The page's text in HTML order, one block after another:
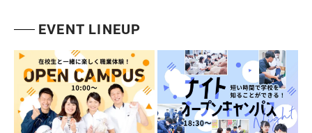
EVENT LINEUP